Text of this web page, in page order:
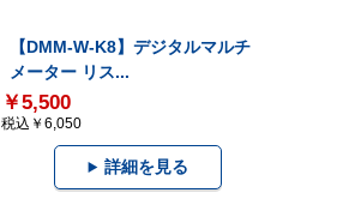
【DMM-W-K8】デジタルマルチ
メーター リス...
￥5,500
税込￥6,050
詳細を見る